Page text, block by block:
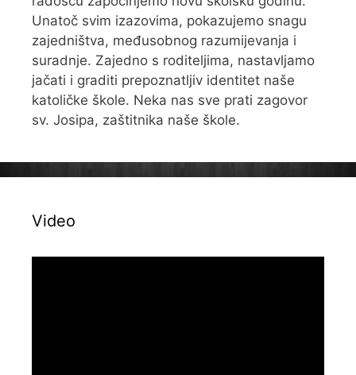
Unatoč svim izazovima, pokazujemo snagu
zajedništva, međusobnog razumijevanja i
suradnje. Zajedno s roditeljima, nastavljamo
jačati i graditi prepoznatljiv identitet naše
katoličke škole. Neka nas sve prati zagovor
sv. Josipa, zaštitnika naše škole.
Video